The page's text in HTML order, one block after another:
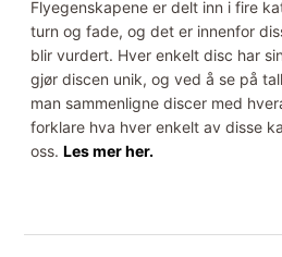
Flyegenskapene er delt inn i fire
turn og fade, og det er innenfor
blir vurdert. Hver enkelt disc har
gjør discen unik, og ved å se på
man sammenligne discer med
forklare hva hver enkelt av disse
oss.Les mer her.